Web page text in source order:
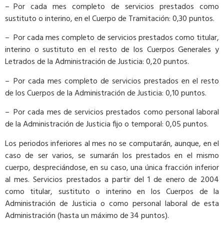
– Por cada mes completo de servicios prestados como
sustituto o interino, en el Cuerpo de Tramitación: 0,30 puntos.
– Por cada mes completo de servicios prestados como titular,
interino o sustituto en el resto de los Cuerpos Generales y
Letrados de la Administración de Justicia: 0,20 puntos.
– Por cada mes completo de servicios prestados en el resto
de los Cuerpos de la Administración de Justicia: 0,10 puntos.
– Por cada mes de servicios prestados como personal laboral
de la Administración de Justicia fijo o temporal: 0,05 puntos.
Los periodos inferiores al mes no se computarán, aunque, en el
caso de ser varios, se sumarán los prestados en el mismo
cuerpo, despreciándose, en su caso, una única fracción inferior
al mes. Servicios prestados a partir del 1 de enero de 2004
como titular, sustituto o interino en los Cuerpos de la
Administración de Justicia o como personal laboral de esta
Administración (hasta un máximo de 34 puntos).